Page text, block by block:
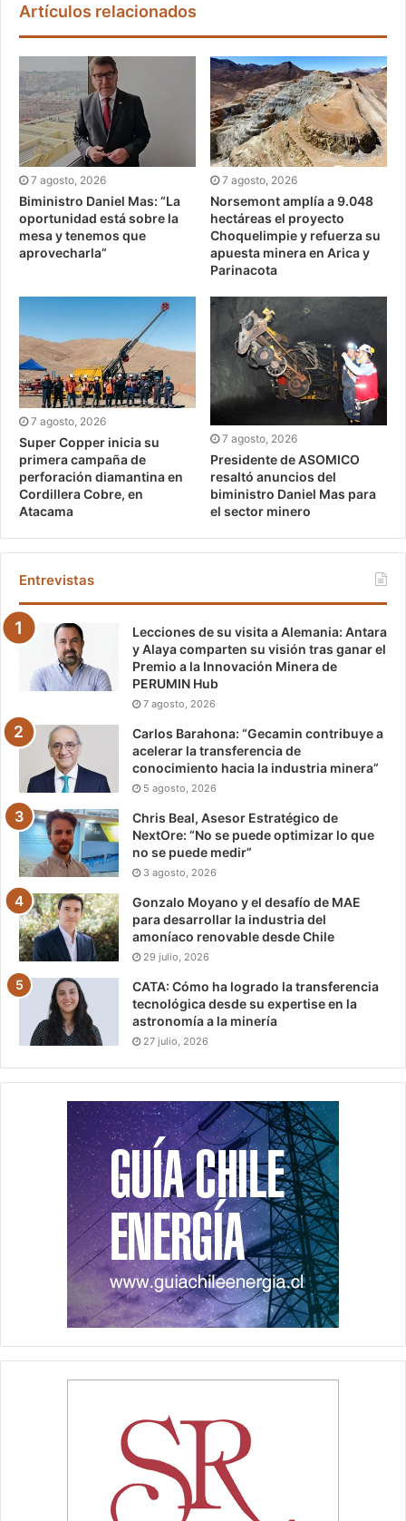
Artículos relacionados
7 agosto, 2026
Biministro Daniel Mas: “La
oportunidad está sobre la
mesa y tenemos que
aprovecharla”
7 agosto, 2026
Norsemont amplía a 9.048
hectáreas el proyecto
Choquelimpie y refuerza su
apuesta minera en Arica y
Parinacota
7 agosto, 2026
Super Copper inicia su
primera campaña de
perforación diamantina en
Cordillera Cobre, en
Atacama
7 agosto, 2026
Presidente de ASOMICO
resaltó anuncios del
biministro Daniel Mas para
el sector minero
Entrevistas
Lecciones de su visita a Alemania: Antara
y Alaya comparten su visión tras ganar el
Premio a la Innovación Minera de
PERUMIN Hub
7 agosto, 2026
Carlos Barahona: “Gecamin contribuye a
acelerar la transferencia de
conocimiento hacia la industria minera”
5 agosto, 2026
Chris Beal, Asesor Estratégico de
NextOre: “No se puede optimizar lo que
no se puede medir”
3 agosto, 2026
Gonzalo Moyano y el desafío de MAE
para desarrollar la industria del
amoníaco renovable desde Chile
29 julio, 2026
CATA: Cómo ha logrado la transferencia
tecnológica desde su expertise en la
astronomía a la minería
27 julio, 2026